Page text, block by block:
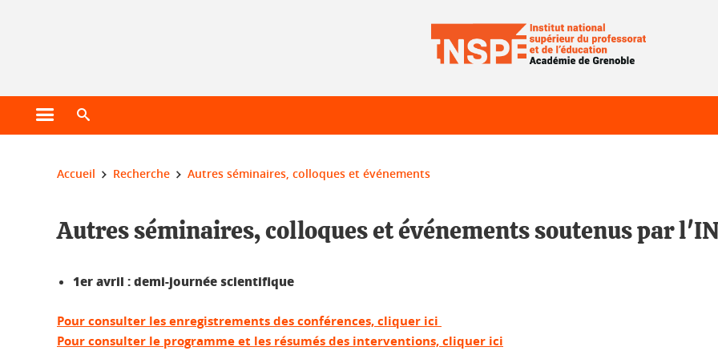
Ouvrir le menu principal
Vous êtes ici :
Accueil Recherche Autres séminaires, colloques et événements
Autres séminaires, colloques et événements soutenus par
1er avril : demi-journée scientifique
Pour consulter les enregistrements des conférences, cliquer ici
Pour consulter le programme et les résumés des interventions, cliquer ici